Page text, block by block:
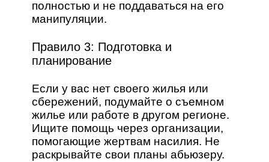
полностью и не поддаваться на его
манипуляции.
Правило 3: Подготовка и
планирование
Если у вас нет своего жилья или
сбережений, подумайте о съемном
жилье или работе в другом регионе.
Ищите помощь через организации,
помогающие жертвам насилия. Не
раскрывайте свои планы абьюзеру.